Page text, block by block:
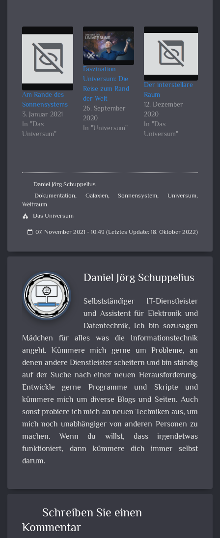
Am Rande des
Sonnensystems
3. Januar 2021
In "Das
Universum"
Faszination
Universum: Die
Reise zum Rand
der Welt
26. September
2020
In "Universum"
Der interstellare
Raum
12. Dezember
2020
In "Das
Universum"
Daniel Jörg Schuppelius
Dokumentation, Galaxien,Sonnensystem,Universum,
Weltraum
category Das Universum
calendar_today 07. November 2021 - 10:49 (Letztes Update: 18. Oktober 2022)
Daniel Jörg Schuppelius
Selbstständiger IT-Dienstleister
und Assistent für Elektronik und
Datentechnik, Ich bin sozusagen
Mädchen für alles was die Informationstechnik
angeht. Kümmere mich gerne um Probleme, an
denen andere Dienstleister scheitern und bin ständig
auf der Suche nach einer neuen Herausforderung.
Entwickle gerne Programme und Skripte und
kümmere mich um diverse Blogs und Seiten. Auch
sonst probiere ich mich an neuen Techniken aus, um
mich noch unabhängiger von anderen Personen zu
machen. Wenn du willst, dass irgendetwas
funktioniert, dann kümmere dich immer selbst
darum.
Schreiben Sie einen
Kommentar